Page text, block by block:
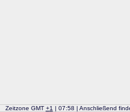
Zeitzone GMT +1 | 07:58 | Anschließend